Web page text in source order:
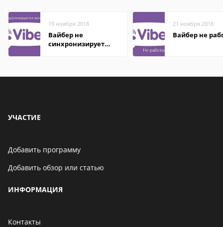
19 ноября 2018
Вайбер не
синхронизирует
21 ноября 2018
Вайбер не
УЧАСТИЕ
Добавить программу
Добавить обзор или статью
ИНФОРМАЦИЯ
Контакты